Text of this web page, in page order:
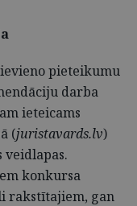
pieteikumu
darba
ieteicams
(juristavards.lv)
konkursa
rakstītajiem, gan